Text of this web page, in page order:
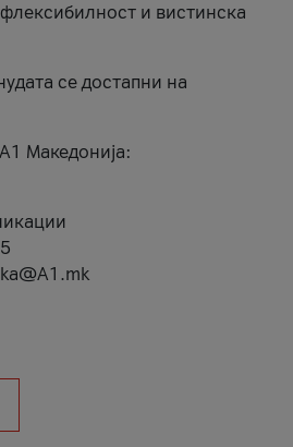
и вистинска
се достапни на
Македонија: